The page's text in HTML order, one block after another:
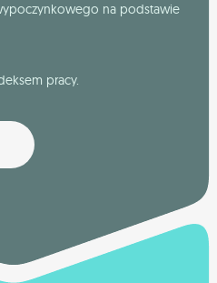
na podstawie
pracy.